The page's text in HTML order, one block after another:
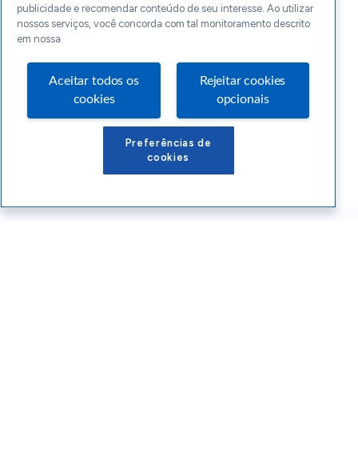
publicidade e recomendar conteúdo de seu interesse. Ao utilizar
nossos serviços, você concorda com tal monitoramento descrito
em nossa
Aceitar todos os
cookies
Rejeitar cookies
opcionais
Preferências de
cookies